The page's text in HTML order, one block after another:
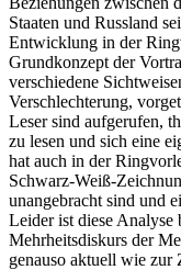
Staaten und Russland
Entwicklung in der
Grundkonzept der
verschiedene
Verschlechterung,
Leser sind aufgerufen,
zu lesen und sich eine
hat auch in der
Schwarz-Weiß-
unangebracht sind und
Leider ist diese
Mehrheitsdiskurs der
genauso aktuell wie zur